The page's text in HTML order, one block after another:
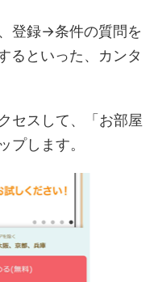
登録→条件の質問を
るといった、カンタ
セスして、「お部屋
プします。